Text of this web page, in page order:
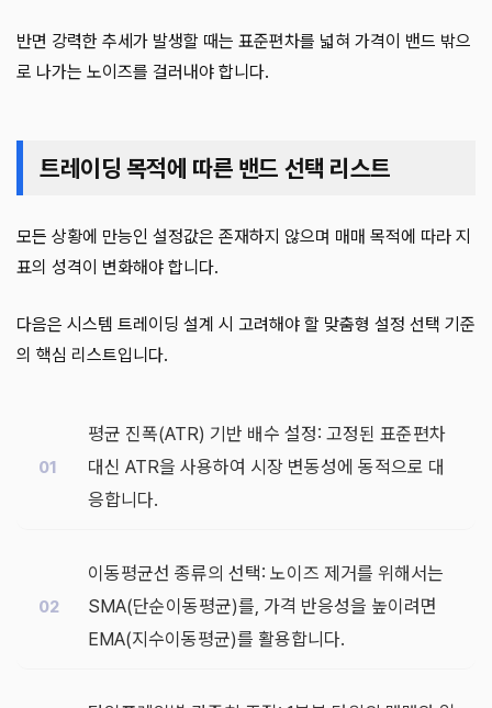
반면 강력한 추세가 발생할 때는 표준편차를 넓혀 가격이 밴드 밖으
로 나가는 노이즈를 걸러내야 합니다.
트레이딩 목적에 따른 밴드 선택 리스트
모든 상황에 만능인 설정값은 존재하지 않으며 매매 목적에 따라 지
표의 성격이 변화해야 합니다.
다음은 시스템 트레이딩 설계 시 고려해야 할 맞춤형 설정 선택 기준
의 핵심 리스트입니다.
평균 진폭(ATR) 기반 배수 설정: 고정된 표준편차
대신 ATR을 사용하여 시장 변동성에 동적으로 대
응합니다.
이동평균선 종류의 선택: 노이즈 제거를 위해서는
SMA(단순이동평균)를, 가격 반응성을 높이려면
EMA(지수이동평균)를 활용합니다.